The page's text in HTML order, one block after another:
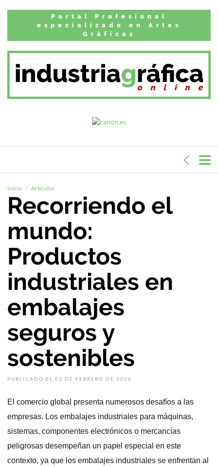
Portal Profesional
especializado en Artes
Gráficas
Inicio Artículos
Recorriendo el
mundo:
Productos
industriales en
embalajes
seguros y
sostenibles
PUBLICADO EL 02 DE FEBRERO DE 2026
El comercio global presenta numerosos desafíos a las
empresas. Los embalajes industriales para máquinas,
sistemas, componentes electrónicos o mercancías
peligrosas desempeñan un papel especial en este
contexto, ya que los embalajes industriales se enfrentan al